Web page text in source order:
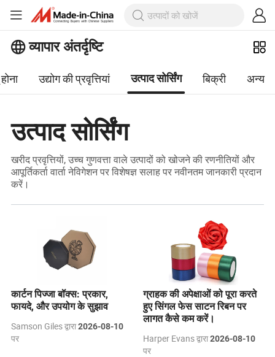
व्यापार अंतर्दृष्टि
उद्योग की प्रवृत्तियां उत्पाद सोर्सिंग बिक्री अन्य
उत्पाद सोर्सिंग
खरीद प्रवृत्तियों, उच्च गुणवत्ता वाले उत्पादों को खोजने की रणनीतियों और
आपूर्तिकर्ता वार्ता नेविगेशन पर विशेषज्ञ सलाह पर नवीनतम जानकारी प्रदान
करें।
कार्टन पिज्जा बॉक्स: प्रकार,
फायदे, और उपयोग के सुझाव
Samson Giles द्वारा2026-08-10
पर
ग्राहक की अपेक्षाओं को पूरा करते
हुए सिंगल फेस साटन रिबन पर
लागत कैसे कम करें।
Harper Evans द्वारा2026-08-10
पर